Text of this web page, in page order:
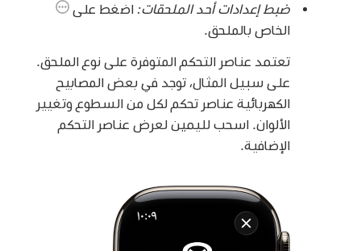
ضبط إعدادات أحد الملحقات:اضغط على
الخاص بالملحق.
تعتمد عناصر التحكم المتوفرة على نوع الملحق.
على سبيل المثال، توجد في بعض المصابيح
الكهربائية عناصر تحكم لكل من السطوع وتغيير
الألوان. اسحب لليمين لعرض عناصر التحكم
الإضافية.